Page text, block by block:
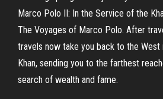
Marco Polo II: In the Service of the
The Voyages of Marco Polo. After
travels now take you back to the
Khan, sending you to the farthest
search of wealth and fame.